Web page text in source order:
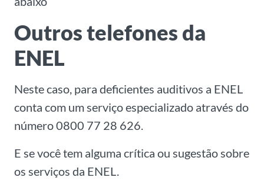
Outros telefones da
ENEL
Neste caso, para deficientes auditivos a ENEL
conta com um serviço especializado através do
número 0800 77 28 626.
E se você tem alguma crítica ou sugestão sobre
os serviços da ENEL.